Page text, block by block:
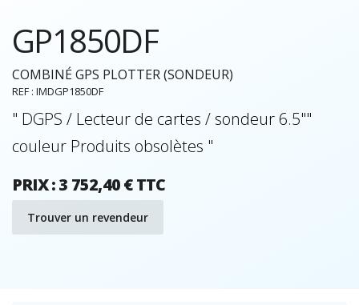
GP1850DF
COMBINÉ GPS PLOTTER (SONDEUR)
REF : IMDGP1850DF
" DGPS / Lecteur de cartes / sondeur 6.5""
couleur Produits obsolètes "
PRIX : 3 752,40 € TTC
Trouver un revendeur